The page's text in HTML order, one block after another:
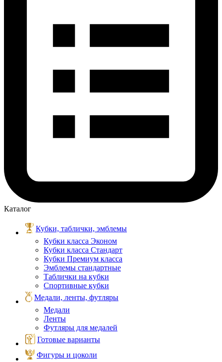
Каталог
Кубки, таблички, эмблемы
Кубки класса Эконом
Кубки класса Стандарт
Кубки Премиум класса
Эмблемы стандартные
Таблички на кубки
Спортивные кубки
Медали, ленты, футляры
Медали
Ленты
Футляры для медалей
Готовые варианты
Фигуры и цоколи